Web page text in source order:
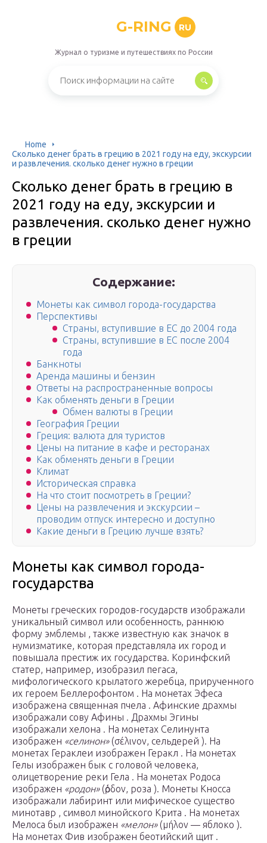
G-RING RU
Журнал о туризме и путешествиях по России
Home
Сколько денег брать в грецию в 2021 году на еду, экскурсии
и развлечения. сколько денег нужно в греции
Сколько денег брать в грецию в
2021 году на еду, экскурсии и
развлечения. сколько денег нужно
в греции
Содержание:
Монеты как символ города-государства
Перспективы
Страны, вступившие в ЕС до 2004 года
Страны, вступившие в ЕС после 2004
года
Банкноты
Аренда машины и бензин
Ответы на распространенные вопросы
Как обменять деньги в Греции
Обмен валюты в Греции
География Греции
Греция: валюта для туристов
Цены на питание в кафе и ресторанах
Как обменять деньги в Греции
Климат
Историческая справка
На что стоит посмотреть в Греции?
Цены на развлечения и экскурсии –
проводим отпуск интересно и доступно
Какие деньги в Грецию лучше взять?
Монеты как символ города-
государства
Монеты греческих городов-государств изображали
уникальный символ или особенность, раннюю
форму эмблемы , также известную как значок в
нумизматике, которая представляла их город и
повышала престиж их государства. Коринфский
статер, например, изобразил пегаса,
мифологического крылатого жеребца, прирученного
их героем Беллерофонтом . На монетах Эфеса
изображена священная пчела . Афинские драхмы
изображали сову Афины . Драхмы Эгины
изображали хелона . На монетах Селинунта
изображен «селинон»(σέλινον, сельдерей ). На
монетах Гераклеи изображен Геракл . На монетах
Гелы изображен бык с головой человека,
олицетворение реки Гела . На монетах Родоса
изображен «родон»(ῥόδον, роза ). Монеты Кносса
изображали лабиринт или мифическое существо
минотавр , символ минойского Крита . На монетах
Мелоса был изображен «мелон»(μήλον — яблоко ).
На монетах Фив изображен беотийский щит .